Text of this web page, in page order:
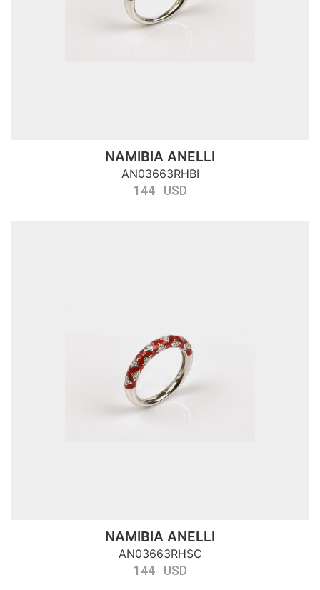
NAMIBIA ANELLI
AN03663RHBI
144 USD
NAMIBIA ANELLI
AN03663RHSC
144 USD